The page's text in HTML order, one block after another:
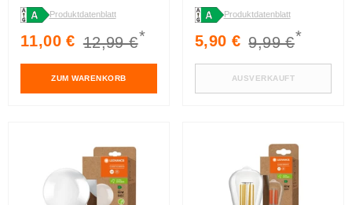
Matt, 7.2W/3000K, E27
Produktdatenblatt
Verkaufspreis
11,00 € Normaler
Preis
12,99 €*
ZUM WARENKORB
Globe Klar, 4W/3000K,
Produktdatenblatt
Verkaufspreis
5,90 € Normaler
Preis
9,99 €*
AUSVERKAUFT